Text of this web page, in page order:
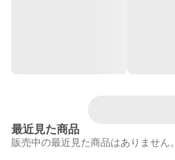
最近見た商品
販売中の最近見た商品はありません。